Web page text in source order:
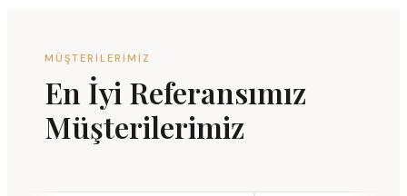
MÜŞTERILERIMIZ
En İyi Referansımız
Müşterilerimiz